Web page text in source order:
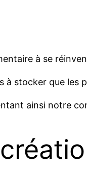
à se
stocker que les
ainsi notre